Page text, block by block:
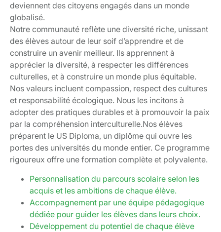
deviennent des citoyens engagés dans un monde
globalisé.
Notre communauté reflète une diversité riche, unissant
des élèves autour de leur soif d’apprendre et de
construire un avenir meilleur. Ils apprennent à
apprécier la diversité, à respecter les différences
culturelles, et à construire un monde plus équitable.
Nos valeurs incluent compassion, respect des cultures
et responsabilité écologique. Nous les incitons à
adopter des pratiques durables et à promouvoir la paix
par la compréhension interculturelle.Nos élèves
préparent le US Diploma, un diplôme qui ouvre les
portes des universités du monde entier. Ce programme
rigoureux offre une formation complète et polyvalente.
Personnalisation du parcours scolaire selon les
acquis et les ambitions de chaque élève.
Accompagnement par une équipe pédagogique
dédiée pour guider les élèves dans leurs choix.
Développement du potentiel de chaque élève